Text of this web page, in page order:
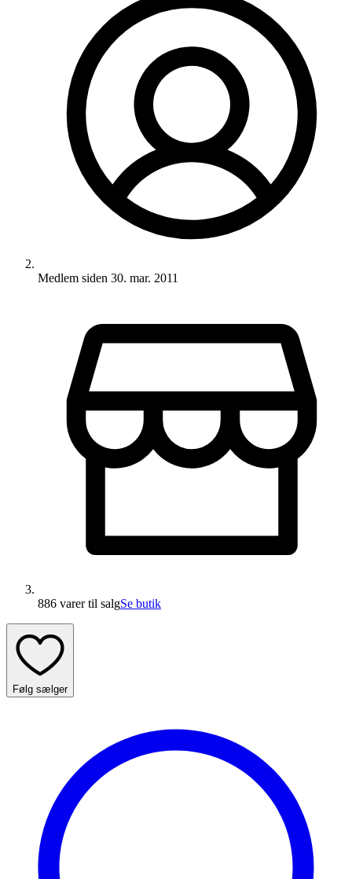
Medlem siden 30. mar. 2011
886 varertil salgSe butik
Følg sælger